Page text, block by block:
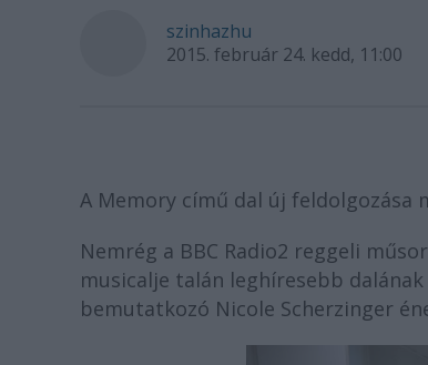
szinhazhu
2015. február 24. kedd, 11:00
A Memory című dal új feldolgozása
Nemrég a BBC Radio2 reggeli
musicalje talán leghíresebb
bemutatkozó Nicole Scherzinger